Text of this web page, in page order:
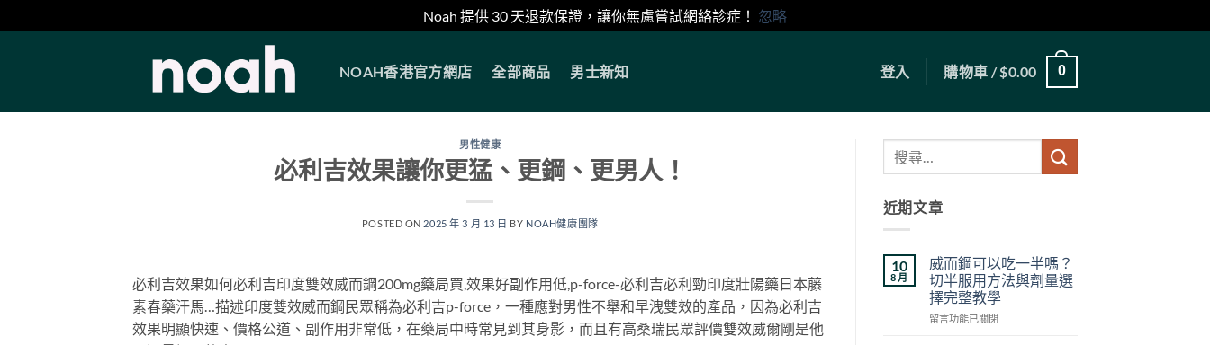
Noah 提供 30 天退款保證，讓你無慮嘗試網絡診症！ 忽略
NOAH香港官方網店 全部商品 男士新知 登入 購物車 /$0.00 0
男性健康
必利吉效果讓你更猛、更鋼、更男人！
POSTED ON 2025 年 3 月 13 日 BY NOAH健康團隊
必利吉效果如何必利吉印度雙效威而鋼200mg藥局買,效果好副作用低,p-force-必利吉必利勁印度壯陽藥日本藤
素春藥汗馬…描述印度雙效威而鋼民眾稱為必利吉p-force，一種應對男性不舉和早洩雙效的產品，因為必利吉
效果明顯快速、價格公道、副作用非常低，在藥局中時常見到其身影，而且有高桑瑞民眾評價雙效威爾剛是他
近期文章
10
8 月
威而鋼可以吃一半嗎？
切半服用方法與劑量選
擇完整教學
在
留言功能已關閉